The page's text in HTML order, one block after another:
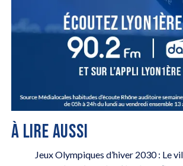
À LIRE AUSSI
Jeux Olympiques d’hiver 2030 : Le